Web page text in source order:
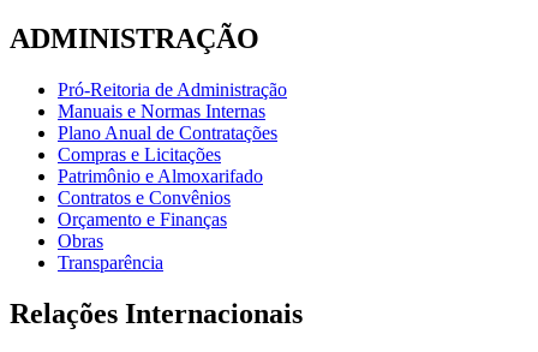
ADMINISTRAÇÃO
Pró-Reitoria de Administração
Manuais e Normas Internas
Plano Anual de Contratações
Compras e Licitações
Patrimônio e Almoxarifado
Contratos e Convênios
Orçamento e Finanças
Obras
Transparência
Relações Internacionais